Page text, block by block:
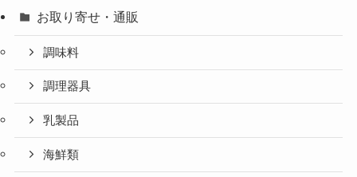
お取り寄せ・通販
調味料
調理器具
乳製品
海鮮類